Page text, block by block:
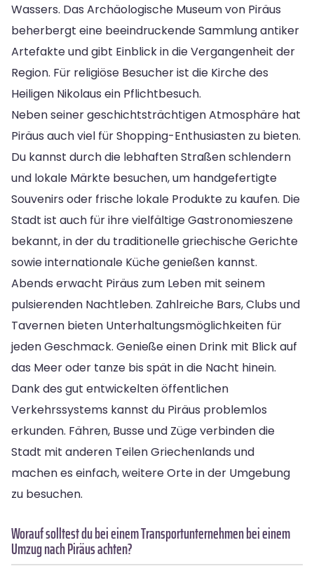
Wassers. Das Archäologische Museum von Piräus
beherbergt eine beeindruckende Sammlung antiker
Artefakte und gibt Einblick in die Vergangenheit der
Region. Für religiöse Besucher ist die Kirche des
Heiligen Nikolaus ein Pflichtbesuch.
Neben seiner geschichtsträchtigen Atmosphäre hat
Piräus auch viel für Shopping-Enthusiasten zu bieten.
Du kannst durch die lebhaften Straßen schlendern
und lokale Märkte besuchen, um handgefertigte
Souvenirs oder frische lokale Produkte zu kaufen. Die
Stadt ist auch für ihre vielfältige Gastronomieszene
bekannt, in der du traditionelle griechische Gerichte
sowie internationale Küche genießen kannst.
Abends erwacht Piräus zum Leben mit seinem
pulsierenden Nachtleben. Zahlreiche Bars, Clubs und
Tavernen bieten Unterhaltungsmöglichkeiten für
jeden Geschmack. Genieße einen Drink mit Blick auf
das Meer oder tanze bis spät in die Nacht hinein.
Dank des gut entwickelten öffentlichen
Verkehrssystems kannst du Piräus problemlos
erkunden. Fähren, Busse und Züge verbinden die
Stadt mit anderen Teilen Griechenlands und
machen es einfach, weitere Orte in der Umgebung
zu besuchen.
Worauf solltest du bei einem Transportunternehmen bei einem
Umzug nach Piräus achten?